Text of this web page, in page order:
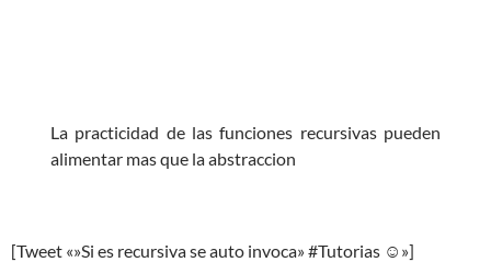
La practicidad de las funciones recursivas pueden
alimentar mas que la abstraccion
[Tweet «»Si es recursiva se auto invoca» #Tutorias ☺»]